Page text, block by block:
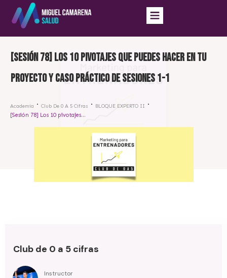
[Sesión 78] Los 10 pivotajes que puedes hacer en tu
proyecto y caso práctico de sesiones 1-1
Academia Club De 0 A 5 Cifras BLOQUE EXPERTO II
[Sesión 78] Los 10 pivotajes que puedes hacer en tu proyecto y caso práctico de sesiones 1-1
Club de 0 a 5 cifras
Instructor